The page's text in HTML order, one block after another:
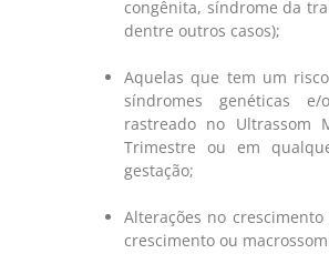
congênita, síndrome da
dentre outros casos);
Aquelas que tem um
síndromes genéticas e/
rastreado no Ultrassom
Trimestre ou em
gestação;
Alterações no
crescimento ou